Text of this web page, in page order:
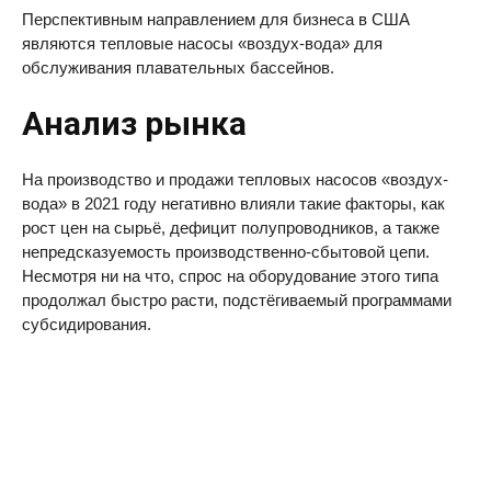
Перспективным направлением для бизнеса в США
являются тепловые насосы «воздух-вода» для
обслуживания плавательных бассейнов.
Анализ рынка
На производство и продажи тепловых насосов «воздух-
вода» в 2021 году негативно влияли такие факторы, как
рост цен на сырьё, дефицит полупроводников, а также
непредсказуемость производственно-сбытовой цепи.
Несмотря ни на что, спрос на оборудование этого типа
продолжал быстро расти, подстёгиваемый программами
субсидирования.